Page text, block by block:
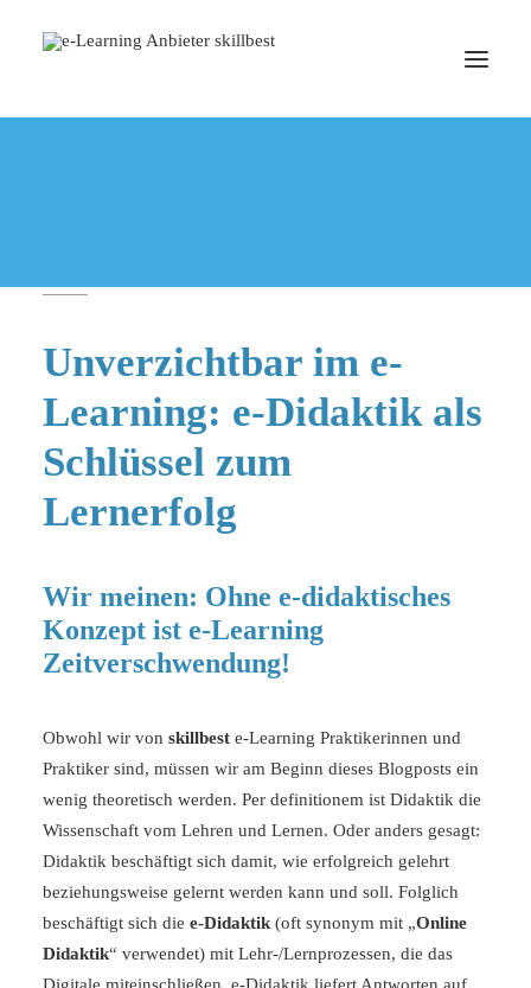
Lernerfolg
Unverzichtbar im e-
Learning: e-Didaktik als
Schlüssel zum
Lernerfolg
Wir meinen: Ohne e-didaktisches
Konzept ist e-Learning
Zeitverschwendung!
Obwohl wir von skillbest e-Learning Praktikerinnen und
Praktiker sind, müssen wir am Beginn dieses Blogposts ein
wenig theoretisch werden. Per definitionem ist Didaktik die
Wissenschaft vom Lehren und Lernen. Oder anders gesagt:
Didaktik beschäftigt sich damit, wie erfolgreich gelehrt
beziehungsweise gelernt werden kann und soll. Folglich
beschäftigt sich die e-Didaktik (oft synonym mit „Online
Didaktik“ verwendet) mit Lehr-/Lernprozessen, die das